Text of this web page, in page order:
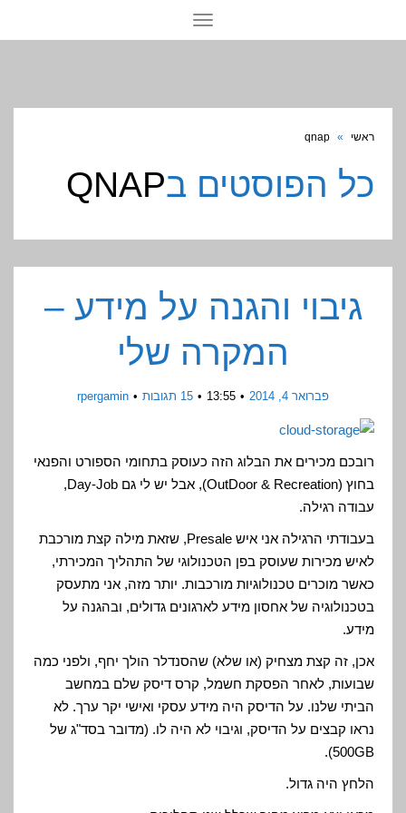
תפריט
ראשי »
qnap
כל הפוסטים בQNAP
גיבוי והגנה על מידע –
המקרה שלי
פברואר 4, 2014 13:55 15 תגובות rpergamin
רובכם מכירים את הבלוג הזה כעוסק בתחומי הספורט והפנאי
בחוץ (OutDoor & Recreation), אבל יש לי גם Day-Job,
עבודה רגילה.
בעבודתי הרגילה אני איש Presale, שזאת מילה קצת מורכבת
לאיש מכירות שעוסק בפן הטכנולוגי של התהליך המכירתי,
כאשר מוכרים טכנולוגיות מורכבות. יותר מזה, אני מתעסק
בטכנולוגיה של אחסון מידע לארגונים גדולים, ובהגנה על
מידע.
אכן, זה קצת מצחיק (או שלא) שהסנדלר הולך יחף, ולפני כמה
שבועות, לאחר הפסקת חשמל, קרס דיסק שלם במחשב
הביתי שלנו. על הדיסק היה מידע עסקי ואישי יקר ערך. לא
נראו קבצים על הדיסק, וגיבוי לא היה לו. (מדובר בסד"ג של
500GB).
הלחץ היה גדול.